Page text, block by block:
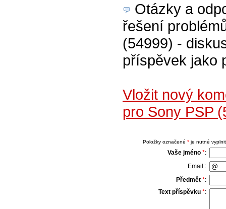
Otázky a
řešení
(54999) -
příspěvek jako
Vložit nový
pro Sony PSP
Položky označené *je nutné
Vaše jméno *:
Email :
Předmět *:
Text příspěvku *: